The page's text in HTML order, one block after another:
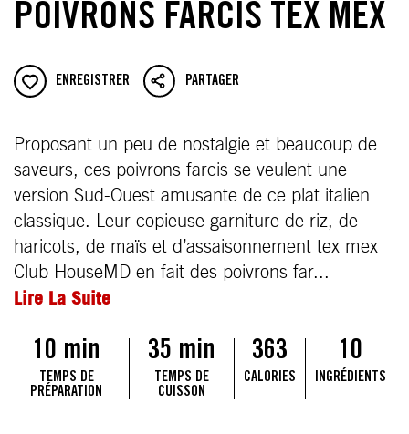
POIVRONS FARCIS TEX MEX
ENREGISTRER PARTAGER
Proposant un peu de nostalgie et beaucoup de
saveurs, ces poivrons farcis se veulent une
version Sud-Ouest amusante de ce plat italien
classique. Leur copieuse garniture de riz, de
haricots, de maïs et d’assaisonnement tex mex
Club HouseMD en fait des poivrons far...
Lire La Suite
10 min
TEMPS DE
PRÉPARATION
35 min
TEMPS DE
CUISSON
363
CALORIES
10
INGRÉDIENTS